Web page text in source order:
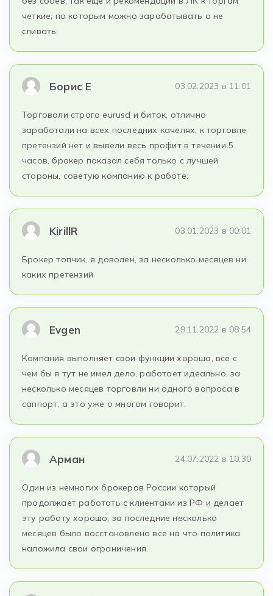
четкие, по которым можно зарабатывать а не
сливать.
Борис Е 03.02.2023 в 11:01
Торговали строго eurusd и биток, отлично
заработали на всех последних качелях, к торговле
претензий нет и вывели весь профит в течении 5
часов, брокер показал себя только с лучшей
стороны, советую компанию к работе.
KirillR 03.01.2023 в 00:01
Брокер топчик, я доволен, за несколько месяцев ни
каких претензий
Evgen 29.11.2022 в 08:54
Компания выполняет свои функции хорошо, все с
чем бы я тут не имел дело, работает идеально, за
несколько месяцев торговли ни одного вопроса в
саппорт, а это уже о многом говорит.
Арман 24.07.2022 в 10:30
Один из немногих брокеров России который
продолжает работать с клиентами из РФ и делает
эту работу хорошо, за последние несколько
месяцев было восстановлено все на что политика
наложила свои ограничения.